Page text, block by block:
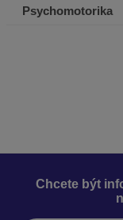
Psychomotorika
Chcete být